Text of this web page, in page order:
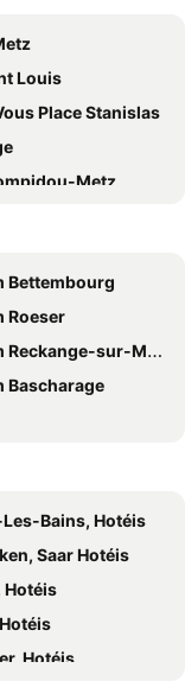
Cecil Metz Gare
Metz Centre Cathédrale
Metz Augny
Centre
Cathédrale
Louis
Place Stanislas
Metz
Saint Etienne
l'Histoire du Fer
Bettembourg
Roeser
sur-Mess
Bascharage
Bains, Hotéis
Saar Hotéis
Hotéis
Hotéis